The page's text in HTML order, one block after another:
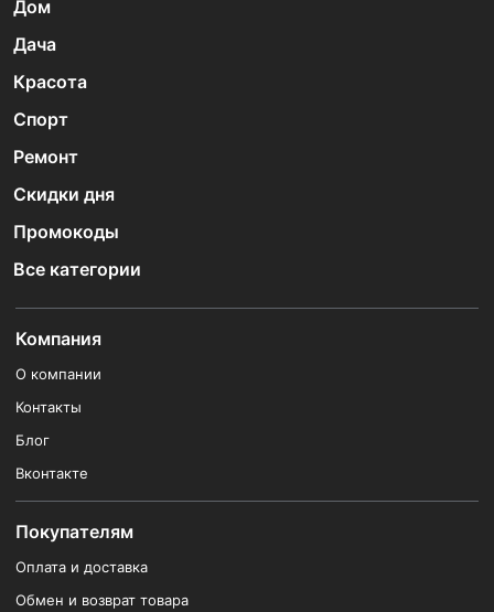
Дом
Дача
Красота
Спорт
Ремонт
Скидки дня
Промокоды
Все категории
Компания
О компании
Контакты
Блог
Вконтакте
Покупателям
Оплата и доставка
Обмен и возврат товара